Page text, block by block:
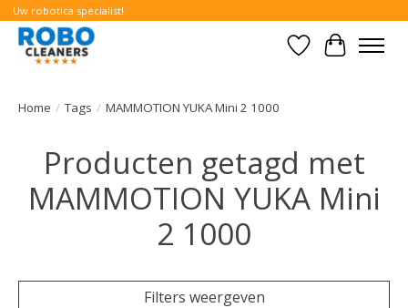
Uw robotica specialist!
Verlanglijst
Home / Tags / MAMMOTION YUKA Mini 2 1000
Producten getagd met
MAMMOTION YUKA Mini
2 1000
Filters weergeven